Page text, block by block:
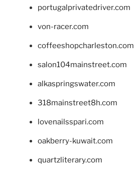
portugalprivatedriver.com
von-racer.com
coffeeshopcharleston.com
salon104mainstreet.com
alkaspringswater.com
318mainstreet8h.com
lovenailsspari.com
oakberry-kuwait.com
quartzliterary.com